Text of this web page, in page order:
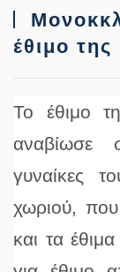
έθιμο
Το έθιμο
αναβίωσε
γυναίκες
χωριού,
και τα